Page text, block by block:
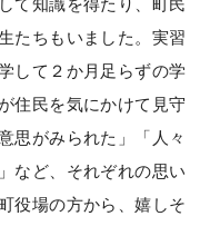
たちもいました。実習
して２か月足らずの学
住民を気にかけて見守
思がみられた」「人々
など、それぞれの思い
役場の方から、嬉しそ